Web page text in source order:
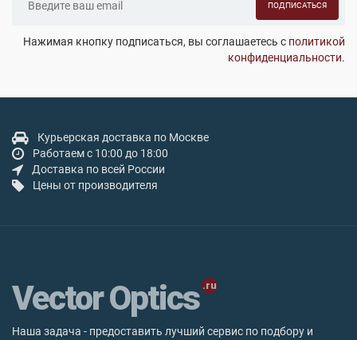
ПОДПИСАТЬСЯ
Нажимая кнопку подписаться, вы соглашаетесь с политикой
конфиденциальности.
Курьерская доставка по Москве
Работаем с 10:00 до 18:00
Доставка по всей России
Цены от производителя
Vector Optics
Наша задача - предоставить лучший сервис по подбору и